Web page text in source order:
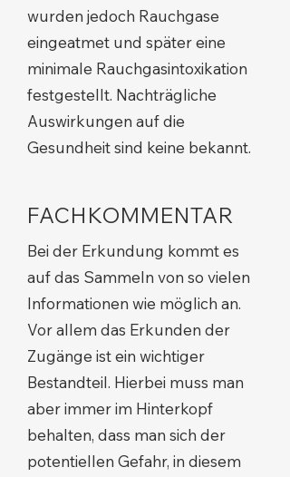
wurden jedoch Rauchgase
eingeatmet und später eine
minimale Rauchgasintoxikation
festgestellt. Nachträgliche
Auswirkungen auf die
Gesundheit sind keine bekannt.
FACHKOMMENTAR
Bei der Erkundung kommt es
auf das Sammeln von so vielen
Informationen wie möglich an.
Vor allem das Erkunden der
Zugänge ist ein wichtiger
Bestandteil. Hierbei muss man
aber immer im Hinterkopf
behalten, dass man sich der
potentiellen Gefahr, in diesem